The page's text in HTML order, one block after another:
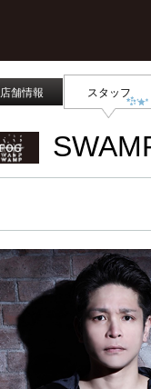
店舗情報 スタッフ